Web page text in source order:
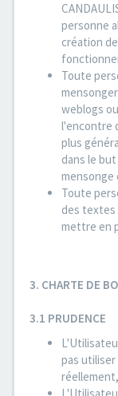
personne
création
Toute
weblogs
l'encontre
plus
dans le
mensonge
Toute
des textes
mettre en
3. CHARTE DE
3.1 PRUDENCE
pas